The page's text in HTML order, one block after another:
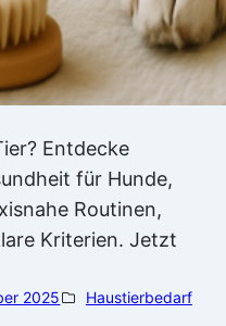
Entdecke
für Hunde,
Routinen,
Kriterien. Jetzt
2025 Haustierbedarf